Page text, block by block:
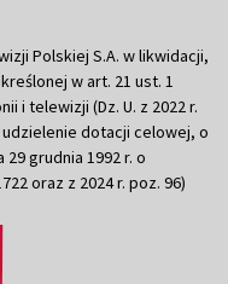
Polskiej S.A. w likwidacji,
w art. 21 ust. 1
i telewizji (Dz. U. z 2022 r.
udzielenie dotacji celowej, o
grudnia 1992 r. o
oraz z 2024 r. poz. 96)